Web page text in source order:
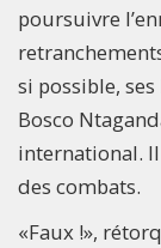
poursuivre
si possible,
Bosco
international.
des combats.
«Faux !»,